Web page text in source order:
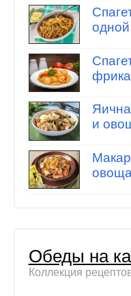
и
Обеды на
Коллекция